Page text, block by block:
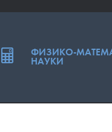
ФИЗИКО-
НАУКИ